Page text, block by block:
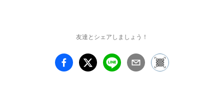
と、それぞれの個から映
まり、情報化され、解凍
友達とシェアしましょう！